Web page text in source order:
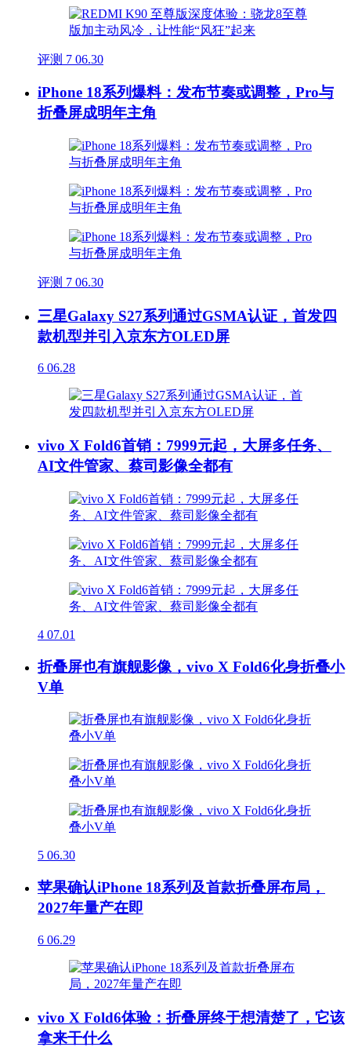
评测 7 06.30
iPhone 18系列爆料：发布节奏或调整，Pro与
折叠屏成明年主角
评测 7 06.30
三星Galaxy S27系列通过GSMA认证，首发四
款机型并引入京东方OLED屏
6 06.28
vivo X Fold6首销：7999元起，大屏多任务、
AI文件管家、蔡司影像全都有
4 07.01
折叠屏也有旗舰影像，vivo X Fold6化身折叠小
V单
5 06.30
苹果确认iPhone 18系列及首款折叠屏布局，
2027年量产在即
6 06.29
vivo X Fold6体验：折叠屏终于想清楚了，它该
拿来干什么